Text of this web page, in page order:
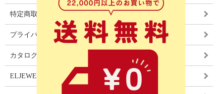
特定商取引法に基づく表記
プライバシーポリシー
カタログ
ELJEWEL LIGHITNG